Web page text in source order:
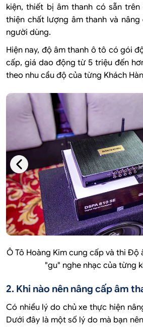
kiện, thiết bị âm thanh có sẵn
thiện chất lượng âm thanh và
người dùng.
Hiện nay, độ âm thanh ô tô có gói
cấp, giá dao động từ 5 triệu đến
theo nhu cầu độ của từng Khách
Ô Tô Hoàng Kim cung cấp và thi Độ
"gu" nghe nhạc của từng
2. Khi nào nên nâng cấp âm
Có nhiều lý do chủ xe thực hiện
Dưới đây là một số lý do mà bạn